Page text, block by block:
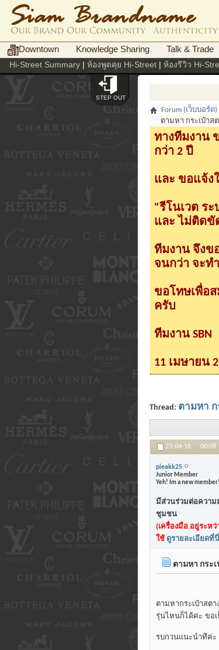
Downtown Knowledge Sharing Talk & Trade
Hi-Street Summary | ห้องพูดคุย Hi-Street | ห้องรีวิว Hi-
STEP OUT
Forum (เว็บบอร์ด)
ตามหา กระเป๋าส
ทางทีมงาน
กว่า 2 ปี
และ ขอแจ้ง
"รีโนเวต ระ
และ ไม่ติดขั
ทีมงาน จึงข
จนกว่า จะท
ขอโทษเพื่อ
ครับ
ทีมงาน SBN
11 เมษายน
Thread: ตามหา ก
23-04-16, 00:08
pieakk25
Junior Member
Yeh! Im a new member!
มีส่วนร่วมต่อความ
ชุมชน
(เครื่องมือ อยู่ระหว่
ใช้ ดูรายละเอียดที่นี่
ตามหา กระ
ตามหากระเป๋าสต
รุ่นไหนก็ได้ค่ะ ขอ
รบกวนแนะนำทีค่ะ